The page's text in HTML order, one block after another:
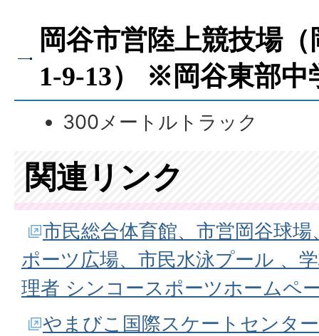
岡谷市営陸上競技場
1-9-13） ※岡谷東部中
300メートルトラック
関連リンク
市民総合体育館、市営岡谷球
ポーツ広場、市民水泳プール 、
理者 シンコースポーツホームペ
やまびこ国際スケートセンタ